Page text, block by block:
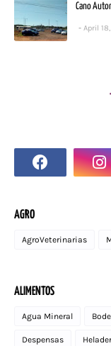
Cano
April
AGRO
AgroVeterinarias
ALIMENTOS
Agua Mineral
Despensas